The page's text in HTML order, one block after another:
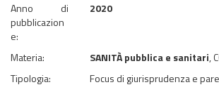
Anno di
pubblicazion
e:
2020
Materia: SANITÀ pubblica e sanitari,
Tipologia:
Focus di giurisprudenza e